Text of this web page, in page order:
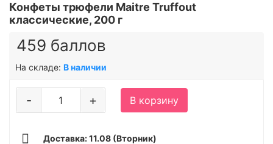
Конфеты трюфели Maitre Truffout
классические, 200 г
459 баллов
На складе: В наличии
+
- В корзину
Доставка: 11.08 (Вторник)